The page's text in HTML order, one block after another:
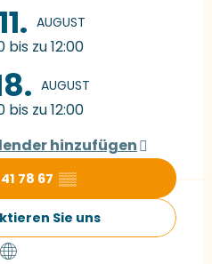
AUGUST
bis zu 12:00
AUGUST
bis zu 12:00
hinzufügen
78 67 ▒▒
Sie uns